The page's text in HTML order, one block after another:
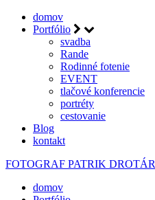
domov
Portfólio
svadba
Rande
Rodinné fotenie
EVENT
tlačové konferencie
portréty
cestovanie
Blog
kontakt
FOTOGRAF PATRIK DROTÁR
domov